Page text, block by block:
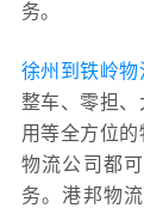
务。
徐州到铁岭物
整车、零担
用等全方位
物流公司都
务。港邦物